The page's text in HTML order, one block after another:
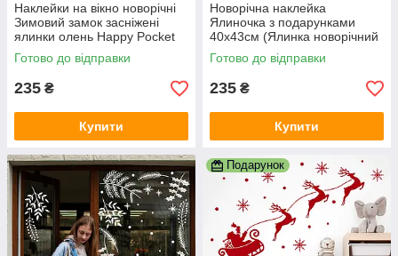
Наклейки на вікно новорічні
Зимовий замок засніжені
ялинки олень Happy Pocket
Білий матова Набір S
Готово до відправки
235 ₴
Купити
Новорічна наклейка
Ялиночка з подарунками
40х43см (Ялинка новорічний
декор стін самоклейка)
матова Зелений
Готово до відправки
235 ₴
Купити
Подарунок